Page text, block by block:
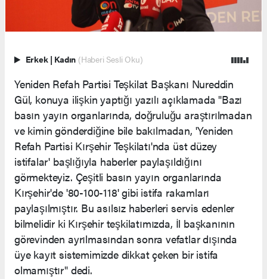
Erkek | Kadın (Haberi Sesli Oku)
Yeniden Refah Partisi Teşkilat Başkanı Nureddin
Gül, konuya ilişkin yaptığı yazılı açıklamada "Bazı
basın yayın organlarında, doğruluğu araştırılmadan
ve kimin gönderdiğine bile bakılmadan, 'Yeniden
Refah Partisi Kırşehir Teşkilatı'nda üst düzey
istifalar' başlığıyla haberler paylaşıldığını
görmekteyiz. Çeşitli basın yayın organlarında
Kırşehir'de '80-100-118' gibi istifa rakamları
paylaşılmıştır. Bu asılsız haberleri servis edenler
bilmelidir ki Kırşehir teşkilatımızda, İl başkanının
görevinden ayrılmasından sonra vefatlar dışında
üye kayıt sistemimizde dikkat çeken bir istifa
olmamıştır" dedi.